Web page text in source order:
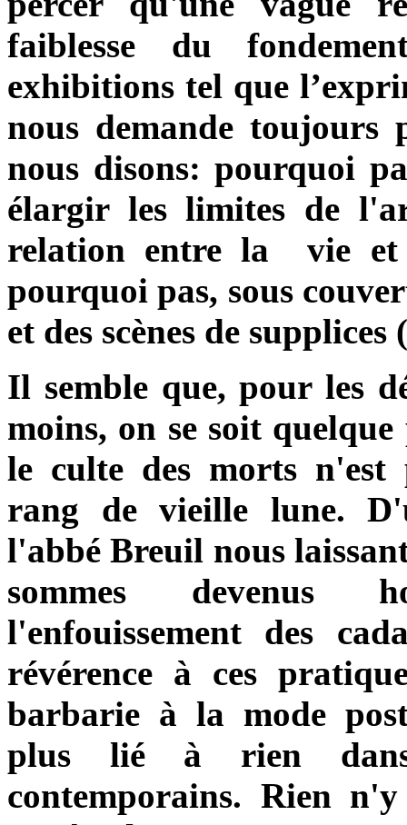
faiblesse du
exhibitions tel que
nous demande toujours
nous disons: pourquoi
élargir les limites de
relation entre la vie
pourquoi pas, sous
et des scènes de supplices
Il semble que, pour les
moins, on se soit
le culte des morts n'est
rang de vieille lune.
l'abbé Breuil nous
sommes devenus
l'enfouissement des
révérence à ces
barbarie à la mode
plus lié à rien
contemporains. Rien